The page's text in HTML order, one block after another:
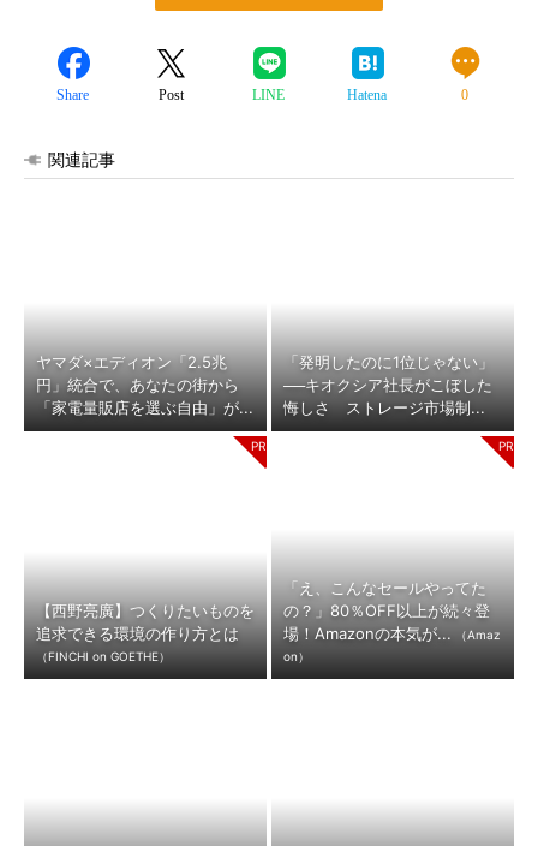
Share Post LINE Hatena 0
関連記事
ヤマダ×エディオン「2.5兆
円」統合で、あなたの街から
「家電量販店を選ぶ自由」が...
「発明したのに1位じゃない」
──キオクシア社長がこぼした
悔しさ ストレージ市場制...
【西野亮廣】つくりたいものを
追求できる環境の作り方とは
（FINCHI on GOETHE）
「え、こんなセールやってた
の？」80％OFF以上が続々登
場！Amazonの本気が...
（Amaz
on）